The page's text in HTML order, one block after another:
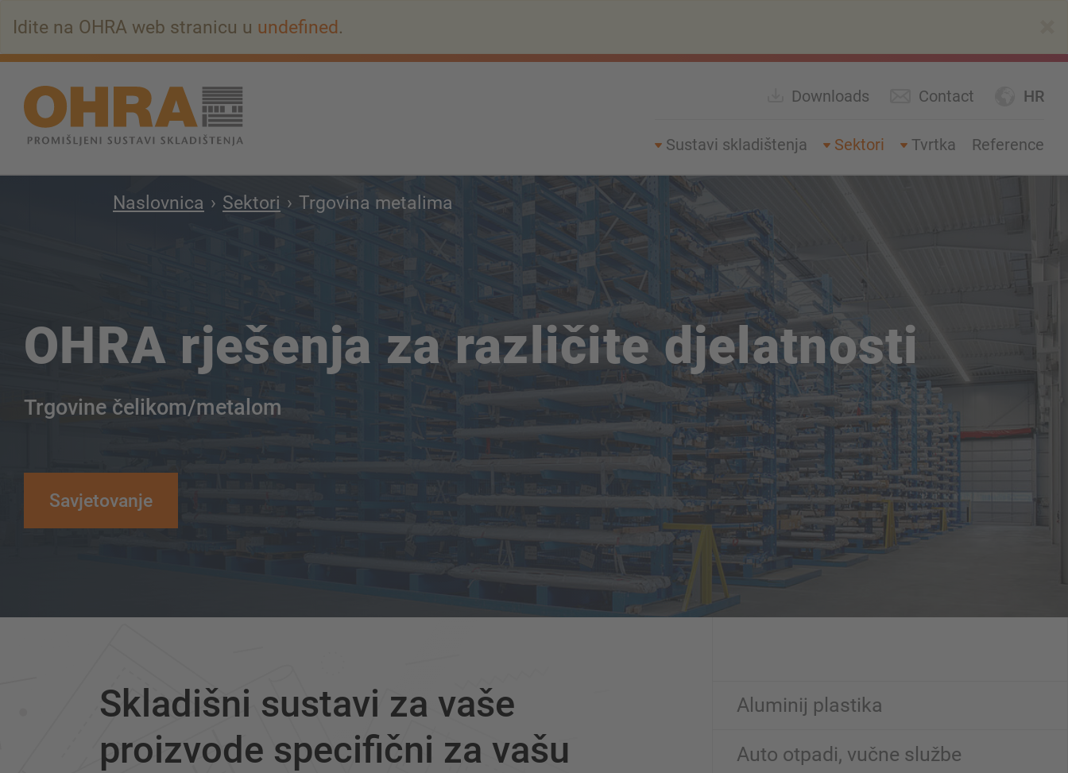
Idite na OHRA web stranicu u undefined.
HR
Downloads Contact
Sustavi skladištenja Sektori Tvrtka Reference
Naslovnica Sektori Trgovina metalima
OHRA rješenja za različite djelatnosti
Trgovine čelikom/metalom
Savjetovanje
Skladišni sustavi za vaše
proizvode specifični za vašu
Aluminij plastika
Auto otpadi, vučne službe